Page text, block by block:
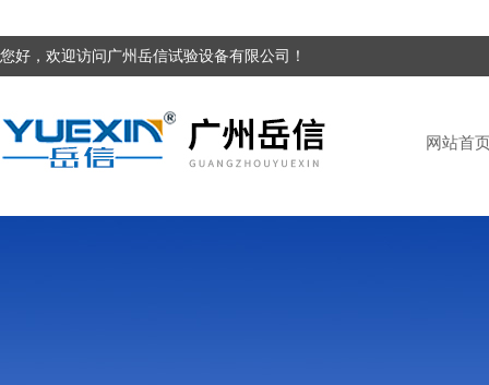
您好，欢迎访问广州岳信试验设备有限公司！
网站首